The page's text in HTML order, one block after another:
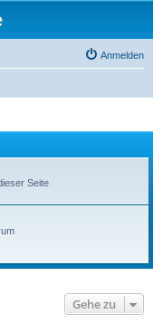
Anmelden
Seite
Gehe zu